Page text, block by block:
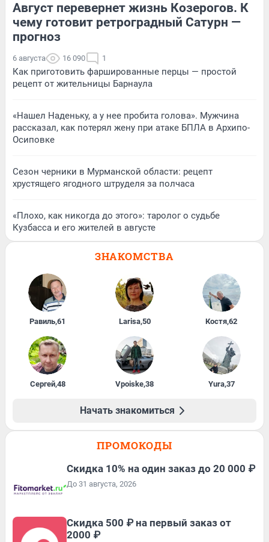
Август перевернет жизнь Козерогов. К
чему готовит ретроградный Сатурн —
прогноз
6 августа 16 090 1
Как приготовить фаршированные перцы — простой
рецепт от жительницы Барнаула
«Нашел Наденьку, а у нее пробита голова». Мужчина
рассказал, как потерял жену при атаке БПЛА в Архипо-
Осиповке
Сезон черники в Мурманской области: рецепт
хрустящего ягодного штруделя за полчаса
«Плохо, как никогда до этого»: таролог о судьбе
Кузбасса и его жителей в августе
ЗНАКОМСТВА
Равиль,61 Larisa,50 Костя,62
Сергей,48 Vpoiske,38 Yura,37
Начать знакомиться
ПРОМОКОДЫ
Скидка 10% на один заказ до 20 000 ₽
До 31 августа, 2026
Скидка 500 ₽ на первый заказ от
2000 ₽